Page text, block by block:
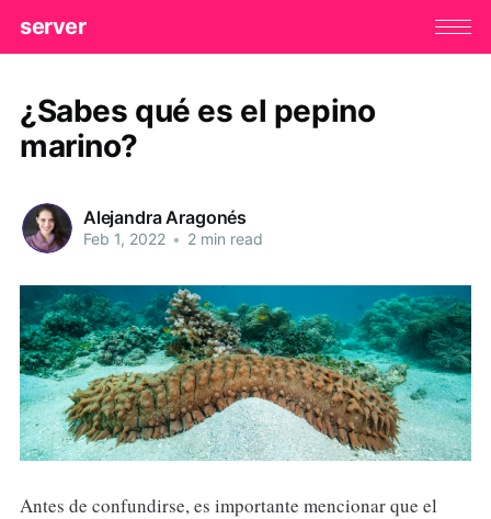
server
¿Sabes qué es el pepino
marino?
Alejandra Aragonés
Feb 1, 2022 • 2 min read
Antes de confundirse, es importante mencionar que el